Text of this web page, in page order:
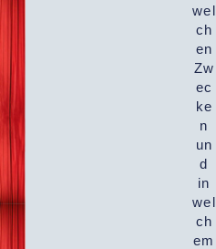
wel
ch
en
Zw
ec
ke
n
un
d
in
wel
ch
em